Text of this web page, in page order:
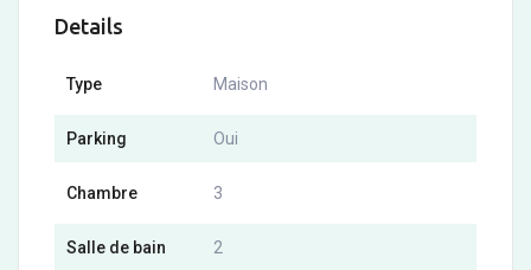
Details
Type Maison
Parking Oui
Chambre 3
Salle de bain 2